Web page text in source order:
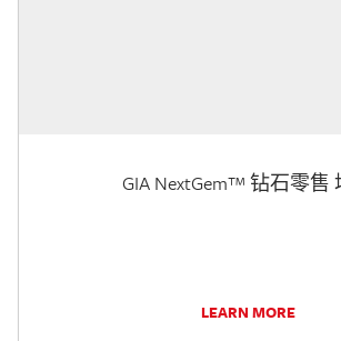
GIA NextGem™ 钻石零售
LEARN MORE